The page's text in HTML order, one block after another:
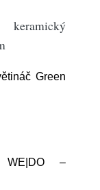
keramický
Green
–